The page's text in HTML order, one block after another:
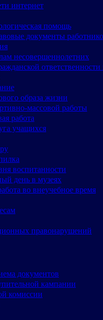
интернет
помощь
документы
несовершеннолетних
ответственности
образа жизни
массовой работы
работа
учащихся
воспитанности
день в музеях
во внеучебное время
правонарушений
документов
кампании
комиссии